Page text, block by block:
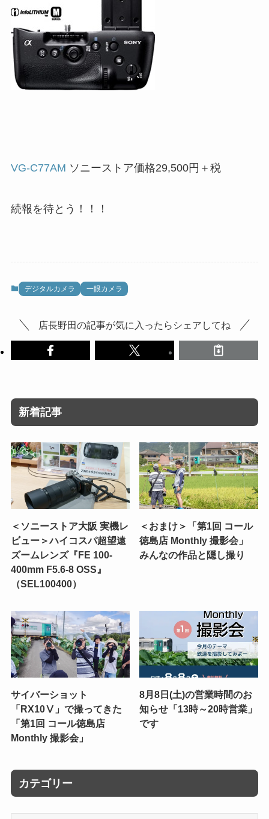
VG-C77AM ソニーストア価格29,500円＋税
続報を待とう！！！
デジタルカメラ 一眼カメラ
店長野田の記事が気に入ったらシェアしてね
新着記事
＜ソニーストア大阪 実機レ
ビュー＞ハイコスパ超望遠
ズームレンズ『FE 100-
400mm F5.6-8 OSS』
（SEL100400）
＜おまけ＞「第1回 コール
徳島店 Monthly 撮影会」
みんなの作品と隠し撮り
サイバーショット
「RX10Ⅴ」で撮ってきた
「第1回 コール徳島店
Monthly 撮影会」
8月8日(土)の営業時間のお
知らせ「13時～20時営業」
です
カテゴリー